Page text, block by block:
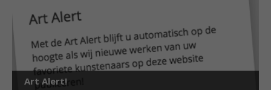
Art Alert!